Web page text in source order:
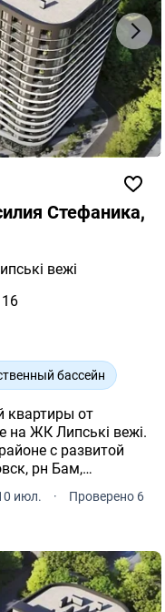
Стефаника,
вежі
бассейн
квартиры от
на ЖК Липські вежі.
с развитой
рн Бам,
июл. ·
Проверено 6